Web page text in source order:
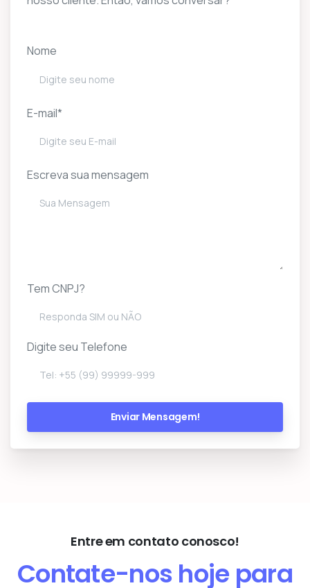
Nome
E-mail*
Escreva sua mensagem
Tem CNPJ?
Digite seu Telefone
Entre em contato conosco!
Contate-nos hoje para